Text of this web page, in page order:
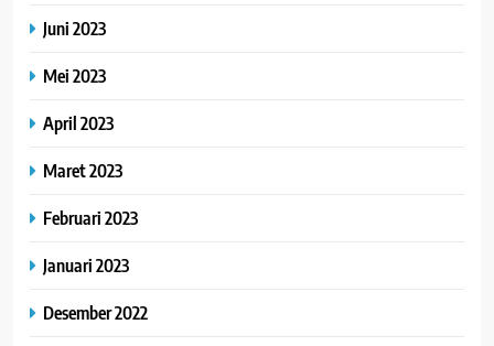
Juni 2023
Mei 2023
April 2023
Maret 2023
Februari 2023
Januari 2023
Desember 2022